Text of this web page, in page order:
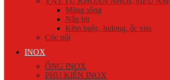
Măng sông
Nắp bịt
Kẽm buộc, bulong, ốc viss
Cóc nối
INOX
ỐNG INOX
PHỤ KIỆN INOX